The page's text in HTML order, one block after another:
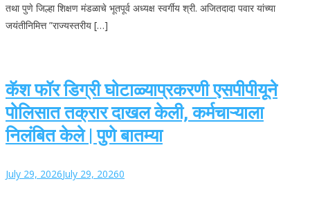
तथा पुणे जिल्हा शिक्षण मंडळाचे भूतपूर्व अध्यक्ष स्वर्गीय श्री. अजितदादा पवार यांच्या
जयंतीनिमित्त ”राज्यस्तरीय […]
कॅश फॉर डिग्री घोटाळ्याप्रकरणी एसपीपीयूने
पोलिसात तक्रार दाखल केली, कर्मचाऱ्याला
निलंबित केले | पुणे बातम्या
July 29, 2026July 29, 20260